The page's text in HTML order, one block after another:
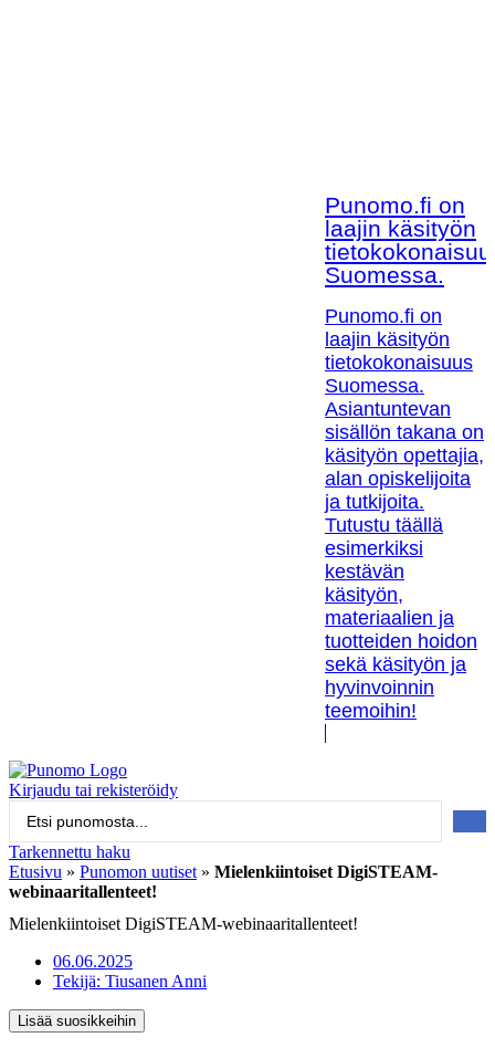
Punomo.fi on
laajin käsityön
Suomessa.
Punomo.fi on
laajin käsityön
tietokokonaisuus
Suomessa.
Asiantuntevan
sisällön takana on
käsityön opettajia,
alan opiskelijoita
ja tutkijoita.
Tutustu täällä
esimerkiksi
kestävän
käsityön,
materiaalien ja
tuotteiden hoidon
sekä käsityön ja
hyvinvoinnin
teemoihin!
Kirjaudu tai rekisteröidy
Tarkennettu haku
Etusivu » Punomon uutiset » Mielenkiintoiset DigiSTEAM-
webinaaritallenteet!
Mielenkiintoiset DigiSTEAM-webinaaritallenteet!
06.06.2025
Tekijä: Tiusanen Anni
Lisää suosikkeihin